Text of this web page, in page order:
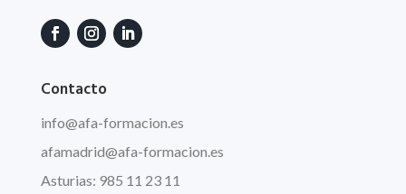
Contacto
info@afa-formacion.es
afamadrid@afa-formacion.es
Asturias: 985 11 23 11